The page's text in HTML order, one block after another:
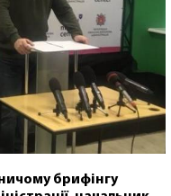
брифінгу